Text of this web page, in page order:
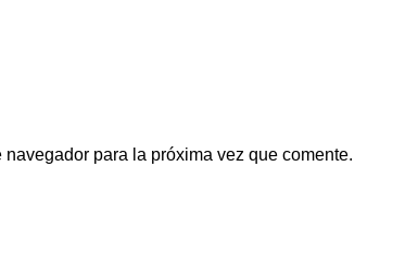
para la próxima vez que comente.